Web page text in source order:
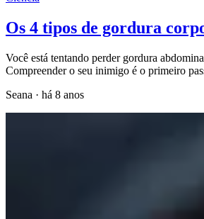
Os 4 tipos de gordura
Você está tentando perder gordura
Compreender o seu inimigo é o primeiro
Seana · há 8 anos